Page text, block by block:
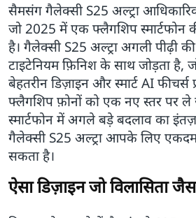
सैमसंग गैलेक्सी S25 अल्ट्रा
जो 2025 में एक फ्लैगशिप स्मार्टफोन
है। गैलेक्सी S25 अल्ट्रा अगली पीढ़ी
टाइटेनियम फ़िनिश के साथ जोड़ता है,
बेहतरीन डिज़ाइन और स्मार्ट AI फीचर्स
फ्लैगशिप फ़ोनों को एक नए स्तर पर
स्मार्टफोन में अगले बड़े बदलाव का
गैलेक्सी S25 अल्ट्रा आपके लिए
सकता है।
ऐसा डिज़ाइन जो विलासिता